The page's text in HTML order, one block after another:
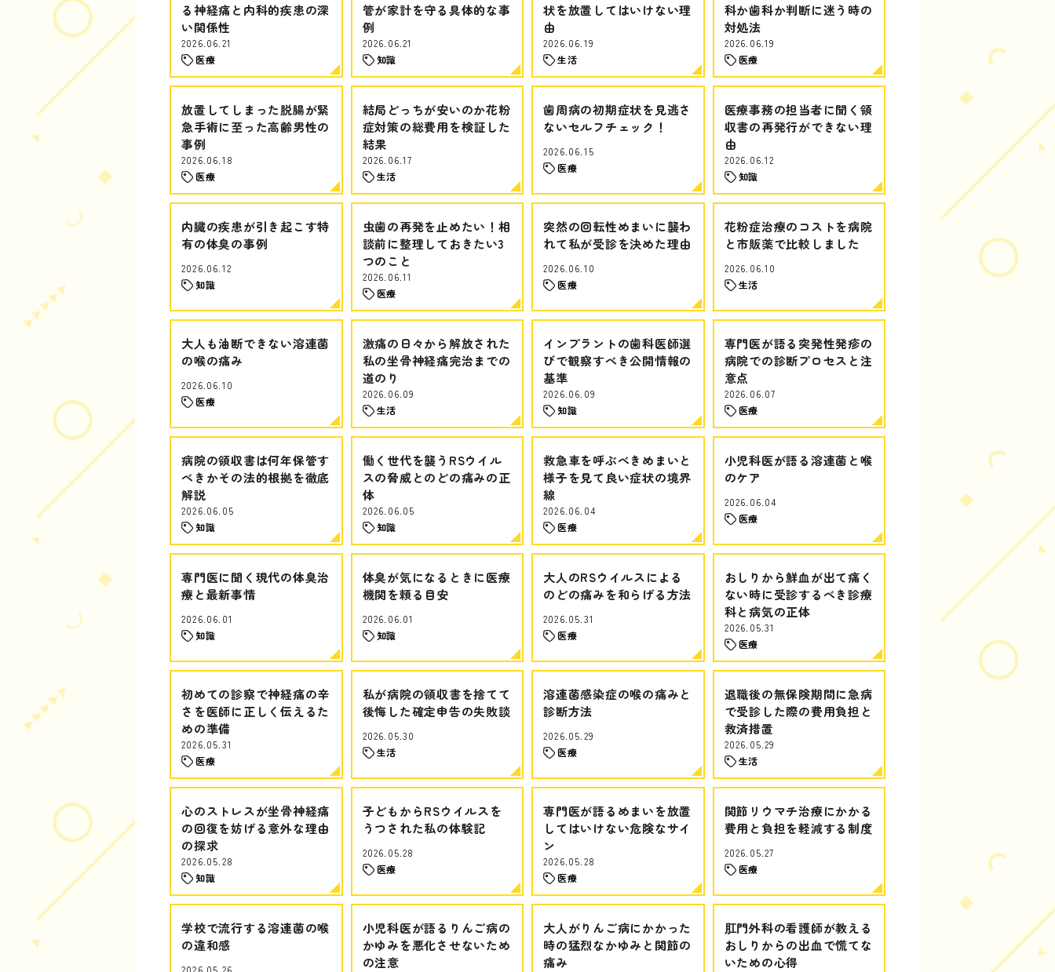
る神経痛と内科的疾患の深
い関係性
2026.06.21
医療
管が家計を守る具体的な事
例
2026.06.21
知識
状を放置してはいけない理
由
2026.06.19
生活
科か歯科か判断に迷う時の
対処法
2026.06.19
医療
放置してしまった脱腸が緊
急手術に至った高齢男性の
事例
2026.06.18
医療
結局どっちが安いのか花粉
症対策の総費用を検証した
結果
2026.06.17
生活
歯周病の初期症状を見逃さ
ないセルフチェック！
2026.06.15
医療
医療事務の担当者に聞く領
収書の再発行ができない理
由
2026.06.12
知識
内臓の疾患が引き起こす特
有の体臭の事例
2026.06.12
知識
虫歯の再発を止めたい！相
談前に整理しておきたい3
つのこと
2026.06.11
医療
突然の回転性めまいに襲わ
れて私が受診を決めた理由
2026.06.10
医療
花粉症治療のコストを病院
と市販薬で比較しました
2026.06.10
生活
大人も油断できない溶連菌
の喉の痛み
2026.06.10
医療
激痛の日々から解放された
私の坐骨神経痛完治までの
道のり
2026.06.09
生活
インプラントの歯科医師選
びで観察すべき公開情報の
基準
2026.06.09
知識
専門医が語る突発性発疹の
病院での診断プロセスと注
意点
2026.06.07
医療
病院の領収書は何年保管す
べきかその法的根拠を徹底
解説
2026.06.05
知識
働く世代を襲うRSウイル
スの脅威とのどの痛みの正
体
2026.06.05
知識
救急車を呼ぶべきめまいと
様子を見て良い症状の境界
線
2026.06.04
医療
小児科医が語る溶連菌と喉
のケア
2026.06.04
医療
専門医に聞く現代の体臭治
療と最新事情
2026.06.01
知識
体臭が気になるときに医療
機関を頼る目安
2026.06.01
知識
大人のRSウイルスによる
のどの痛みを和らげる方法
2026.05.31
医療
おしりから鮮血が出て痛く
ない時に受診するべき診療
科と病気の正体
2026.05.31
医療
初めての診察で神経痛の辛
さを医師に正しく伝えるた
めの準備
2026.05.31
医療
私が病院の領収書を捨てて
後悔した確定申告の失敗談
2026.05.30
生活
溶連菌感染症の喉の痛みと
診断方法
2026.05.29
医療
退職後の無保険期間に急病
で受診した際の費用負担と
救済措置
2026.05.29
生活
心のストレスが坐骨神経痛
の回復を妨げる意外な理由
の探求
2026.05.28
知識
子どもからRSウイルスを
うつされた私の体験記
2026.05.28
医療
専門医が語るめまいを放置
してはいけない危険なサイ
ン
2026.05.28
医療
関節リウマチ治療にかかる
費用と負担を軽減する制度
2026.05.27
医療
学校で流行する溶連菌の喉
の違和感
2026.05.26
小児科医が語るりんご病の
かゆみを悪化させないため
の注意
大人がりんご病にかかった
時の猛烈なかゆみと関節の
痛み
肛門外科の看護師が教える
おしりからの出血で慌てな
いための心得